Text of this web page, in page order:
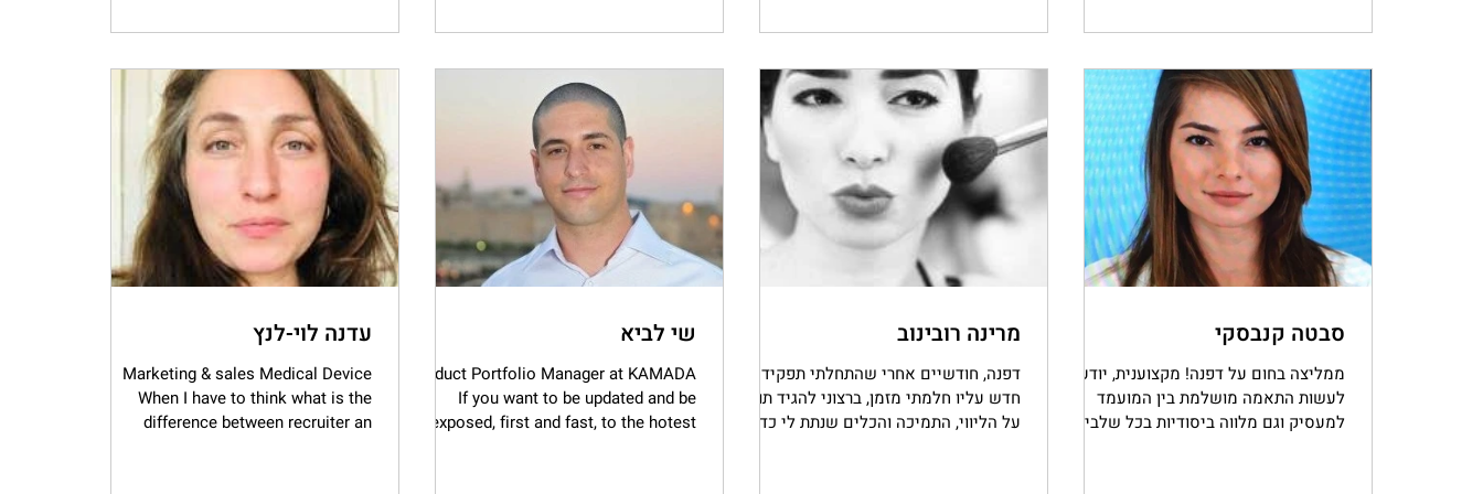
סבטה קנבסקי
ממליצה בחום על דפנה! מקצוענית, יודעת
לעשות התאמה מושלמת בין המועמד
למעסיק וגם מלווה ביסודיות בכל שלבי
מרינה רובינוב
דפנה, חודשיים אחרי שהתחלתי תפקיד
חדש עליו חלמתי מזמן, ברצוני להגיד תודה
על הליווי, התמיכה והכלים שנתת לי כדי
שי לביא
Product Portfolio Manager at KAMADA
If you want to be updated and be
exposed, first and fast, to the hotest
עדנה לוי-לנץ
Marketing & sales Medical Device
When I have to think what is the
difference between recruiter an